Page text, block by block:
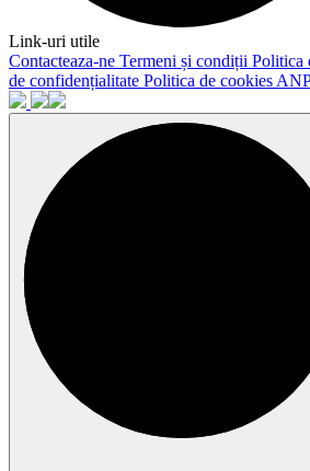
Link-uri utile
Contacteaza-ne Termeni și condiții Politica
de confidențialitate Politica de cookies